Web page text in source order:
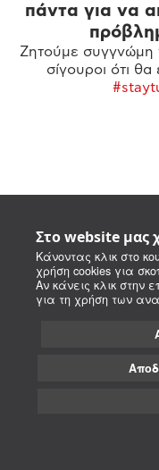
Στο website μας
Κάνοντας κλικ στο
χρήση cookies για
Αν κάνεις κλικ στην
για τη χρήση των
πάντα για να
Ζητούμε συγγνώμη
σίγουροι ότι